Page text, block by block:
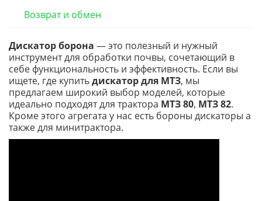
Возврат и обмен
Дискатор борона — это полезный и нужный
инструмент для обработки почвы, сочетающий в
себе функциональность и эффективность. Если вы
ищете, где купитьдискатор для МТЗ, мы
предлагаем широкий выбор моделей, которые
идеально подходят для трактора МТЗ 80, МТЗ 82.
Кроме этого агрегата у нас есть бороны дискаторы а
также для минитрактора.